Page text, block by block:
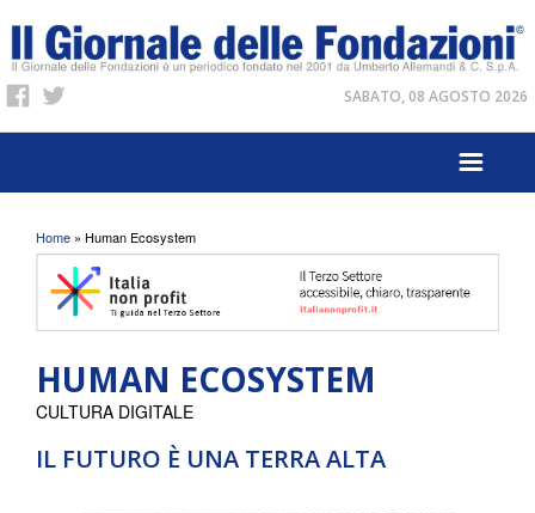
SABATO, 08 AGOSTO 2026
Tu sei qui
Home » Human Ecosystem
HUMAN ECOSYSTEM
IL FUTURO È UNA TERRA ALTA
CULTURA DIGITALE